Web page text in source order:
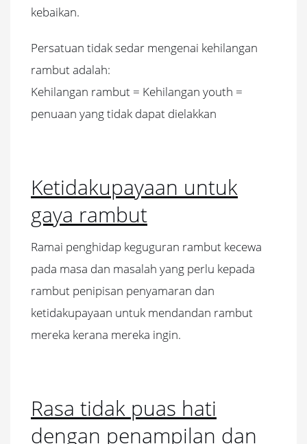
kebaikan.
Persatuan tidak sedar mengenai kehilangan
rambut adalah:
Kehilangan rambut = Kehilangan youth =
penuaan yang tidak dapat dielakkan
Ketidakupayaan untuk
gaya rambut
Ramai penghidap keguguran rambut kecewa
pada masa dan masalah yang perlu kepada
rambut penipisan penyamaran dan
ketidakupayaan untuk mendandan rambut
mereka kerana mereka ingin.
Rasa tidak puas hati
dengan penampilan dan